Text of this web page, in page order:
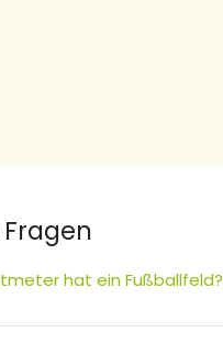
hat ein Fußballfeld?